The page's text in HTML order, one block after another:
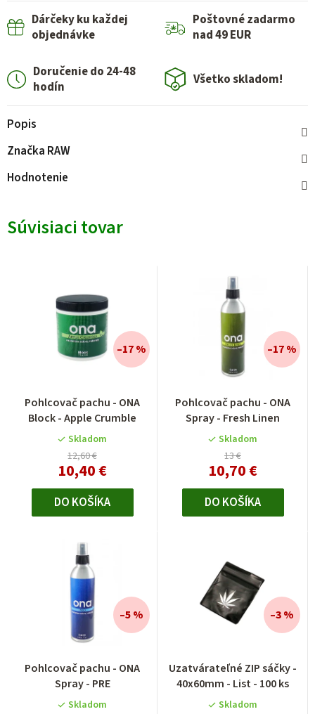
Dárčeky ku každej
objednávke
Poštovné zadarmo
nad 49 EUR
Doručenie do 24-48
hodín
Všetko skladom!
Popis
Značka RAW
Hodnotenie
Súvisiaci tovar
Pohlcovač pachu - ONA
Block - Apple Crumble
Skladom
12,60 €
10,40 €
–17 %
DO KOŠÍKA
Pohlcovač pachu - ONA
Spray - Fresh Linen
hodnotenie
produktu
je
5,0
z
5
hviezdičiek.
Skladom
13 €
10,70 €
–17 %
DO KOŠÍKA
Pohlcovač pachu - ONA
Spray - PRE
Skladom
–5 %
Uzatvárateľné ZIP sáčky -
40x60mm - List - 100 ks
Skladom
–3 %